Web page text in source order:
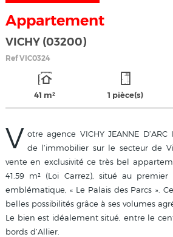
Appartement
VICHY (03200)
RefVIC0324
41 m² 1 pièce(s)
V otre agence VICHY JEANNE D’ARC
de l’immobilier sur le secteur de
vente en exclusivité ce très bel
41.59 m² (Loi Carrez), situé au premier
emblématique, « Le Palais des Parcs ».
belles possibilités grâce à ses volumes
Le bien est idéalement situé, entre le
bords d’Allier.